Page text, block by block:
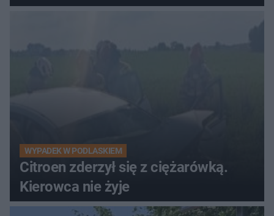
WYPADEK W PODLASKIEM
Citroen zderzył się z ciężarówką.
Kierowca nie żyje